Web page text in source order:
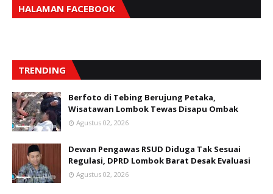
HALAMAN FACEBOOK
TRENDING
Berfoto di Tebing Berujung Petaka,
Wisatawan Lombok Tewas Disapu Ombak
Agustus 02, 2026
Dewan Pengawas RSUD Diduga Tak Sesuai
Regulasi, DPRD Lombok Barat Desak Evaluasi
Agustus 02, 2026